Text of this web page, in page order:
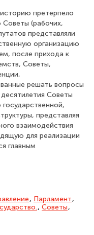
претерпело
(рабочих,
представляли
организацию
после прихода к
Советы,
решать вопросы
Советы
представляя
взаимодействия
для реализации
главным
, Парламент,
, Советы,